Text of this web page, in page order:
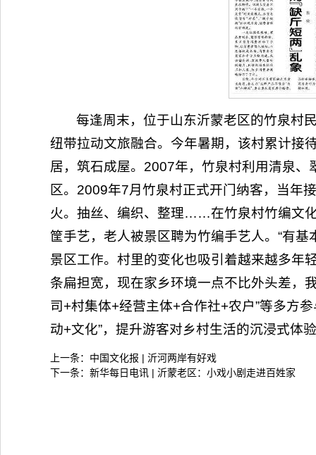
每逢周末，位于山东沂蒙老区的竹泉村
纽带拉动文旅融合。今年暑期，该村累计接
居，筑石成屋。2007年，竹泉村利用清泉
区。2009年7月竹泉村正式开门纳客，当年
火。抽丝、编织、整理……在竹泉村竹编文
筐手艺，老人被景区聘为竹编手艺人。“有
景区工作。村里的变化也吸引着越来越多年
条扁担宽，现在家乡环境一点不比外头差，
司+村集体+经营主体+合作社+农户”等多方
动+文化”，提升游客对乡村生活的沉浸式体
上一条： 中国文化报 | 沂河两岸有好戏
下一条： 新华每日电讯 | 沂蒙老区：小戏小剧走进百姓家